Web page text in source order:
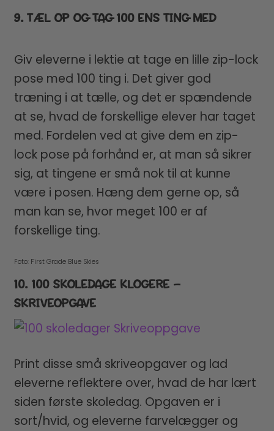
9. TÆL OP OG TAG 100 ENS TING MED
Giv eleverne i lektie at tage en lille zip-lock
pose med 100 ting i. Det giver god
træning i at tælle, og det er spændende
at se, hvad de forskellige elever har taget
med. Fordelen ved at give dem en zip-
lock pose på forhånd er, at man så sikrer
sig, at tingene er små nok til at kunne
være i posen. Hæng dem gerne op, så
man kan se, hvor meget 100 er af
forskellige ting.
Foto: First Grade Blue Skies
10. 100 SKOLEDAGE KLOGERE –
SKRIVEOPGAVE
Print disse små skriveopgaver og lad
eleverne reflektere over, hvad de har lært
siden første skoledag. Opgaven er i
sort/hvid, og eleverne farvelægger og